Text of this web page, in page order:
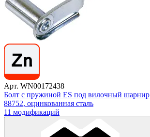
Арт. WN00172438
Болт с пружиной ES под вилочный шарнир
88752, оцинкованная сталь
11 модификаций